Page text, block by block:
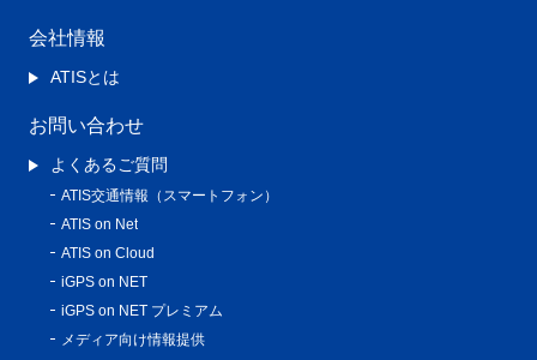
会社情報
ATISとは
お問い合わせ
よくあるご質問
ATIS交通情報（スマートフォン）
ATIS on Net
ATIS on Cloud
iGPS on NET
iGPS on NET プレミアム
メディア向け情報提供